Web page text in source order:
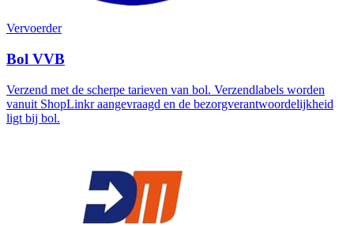
Vervoerder
Bol VVB
Verzend met de scherpe tarieven van bol. Verzendlabels worden
vanuit ShopLinkr aangevraagd en de bezorgverantwoordelijkheid
ligt bij bol.